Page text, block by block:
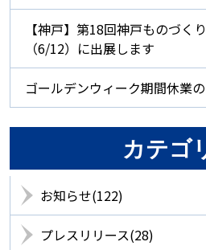
【神戸】第18回神戸ものづく
（6/12）に出展します
ゴールデンウィーク期間休業
カテゴ
お知らせ(122)
プレスリリース(28)